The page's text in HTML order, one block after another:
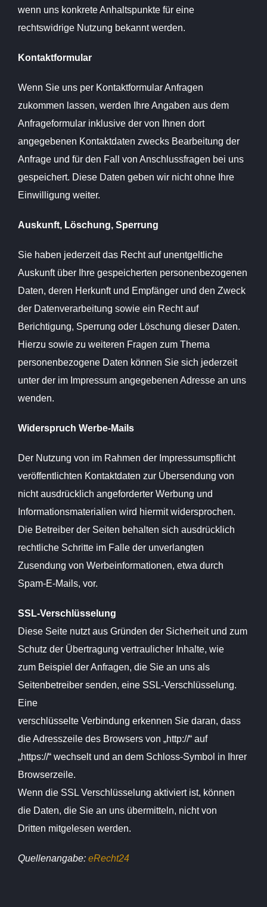
wenn uns konkrete Anhaltspunkte für eine
rechtswidrige Nutzung bekannt werden.
Kontaktformular
Wenn Sie uns per Kontaktformular Anfragen
zukommen lassen, werden Ihre Angaben aus dem
Anfrageformular inklusive der von Ihnen dort
angegebenen Kontaktdaten zwecks Bearbeitung der
Anfrage und für den Fall von Anschlussfragen bei uns
gespeichert. Diese Daten geben wir nicht ohne Ihre
Einwilligung weiter.
Auskunft, Löschung, Sperrung
Sie haben jederzeit das Recht auf unentgeltliche
Auskunft über Ihre gespeicherten personenbezogenen
Daten, deren Herkunft und Empfänger und den Zweck
der Datenverarbeitung sowie ein Recht auf
Berichtigung, Sperrung oder Löschung dieser Daten.
Hierzu sowie zu weiteren Fragen zum Thema
personenbezogene Daten können Sie sich jederzeit
unter der im Impressum angegebenen Adresse an uns
wenden.
Widerspruch Werbe-Mails
Der Nutzung von im Rahmen der Impressumspflicht
veröffentlichten Kontaktdaten zur Übersendung von
nicht ausdrücklich angeforderter Werbung und
Informationsmaterialien wird hiermit widersprochen.
Die Betreiber der Seiten behalten sich ausdrücklich
rechtliche Schritte im Falle der unverlangten
Zusendung von Werbeinformationen, etwa durch
Spam-E-Mails, vor.
SSL-Verschlüsselung
Diese Seite nutzt aus Gründen der Sicherheit und zum
Schutz der Übertragung vertraulicher Inhalte, wie
zum Beispiel der Anfragen, die Sie an uns als
Seitenbetreiber senden, eine SSL-Verschlüsselung.
Eine
verschlüsselte Verbindung erkennen Sie daran, dass
die Adresszeile des Browsers von „http://“ auf
„https://“ wechselt und an dem Schloss-Symbol in Ihrer
Browserzeile.
Wenn die SSL Verschlüsselung aktiviert ist, können
die Daten, die Sie an uns übermitteln, nicht von
Dritten mitgelesen werden.
Quellenangabe: eRecht24